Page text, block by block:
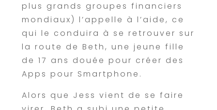
plus grands groupes financiers
mondiaux) l’appelle à l’aide, ce
qui le conduira à se retrouver sur
la route de Beth, une jeune fille
de 17 ans douée pour créer des
Apps pour Smartphone.
Alors que Jess vient de se faire